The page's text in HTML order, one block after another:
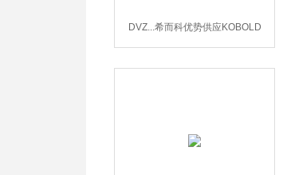
DVZ...希而科优势供应KOBOLD
DVZ流量计